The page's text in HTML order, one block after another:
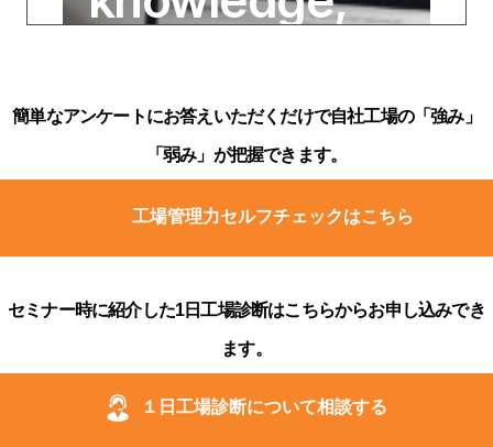
簡単なアンケートにお答えいただくだけで自社工場の「強み」
「弱み」が把握できます。
工場管理力セルフチェックはこちら
セミナー時に紹介した1日工場診断はこちらからお申し込みでき
ます。
１日工場診断について相談する